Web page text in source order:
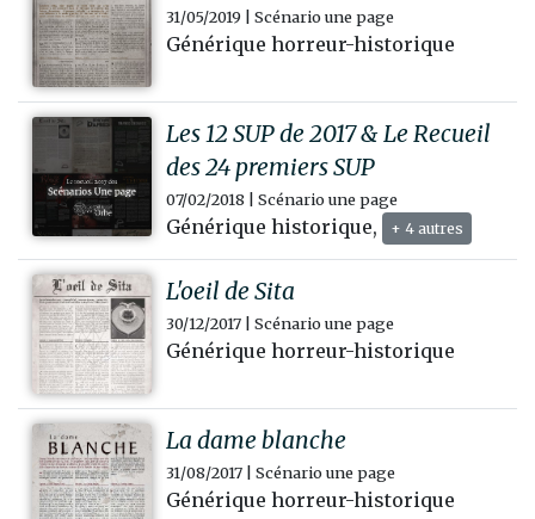
31/05/2019 | Scénario une page
Générique horreur-historique
Les 12 SUP de 2017 & Le Recueil
des 24 premiers SUP
07/02/2018 | Scénario une page
Générique historique, + 4 autres
L'oeil de Sita
30/12/2017 | Scénario une page
Générique horreur-historique
La dame blanche
31/08/2017 | Scénario une page
Générique horreur-historique